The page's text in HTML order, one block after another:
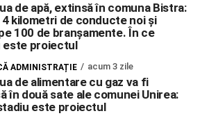
de apă, extinsă în comuna Bistra:
kilometri de conducte noi și
100 de branșamente. În ce
este proiectul
ADMINISTRAȚIE acum 3 zile
de alimentare cu gaz va fi
în două sate ale comunei Unirea:
este proiectul